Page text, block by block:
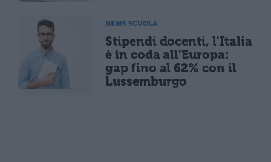
NEWS SCUOLA
Stipendi docenti, l'Italia
è in coda all'Europa:
gap fino al 62% con il
Lussemburgo